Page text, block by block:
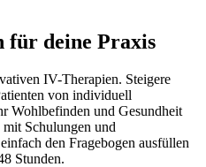
deine Praxis
IV-Therapien. Steigere
von individuell
Wohlbefinden und Gesundheit
Schulungen und
den Fragebogen ausfüllen
Stunden.